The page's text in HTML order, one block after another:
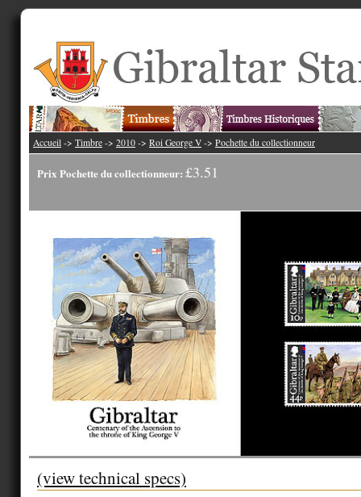
Accueil -> Timbre -> 2010 -> Roi George V -> Pochette du collectionneur
Prix Pochette du collectionneur: £3.51
(view technical specs)